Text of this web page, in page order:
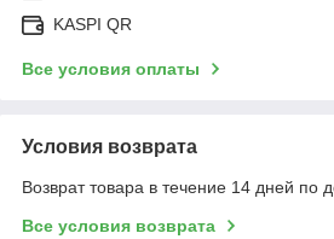
KASPI QR
Все условия оплаты
Условия возврата
Возврат товара в течение 14 дней по
Все условия возврата